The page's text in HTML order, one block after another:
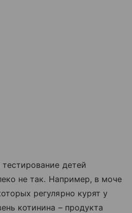
детей
не так. Например, в моче
регулярно курят у
котинина – продукта